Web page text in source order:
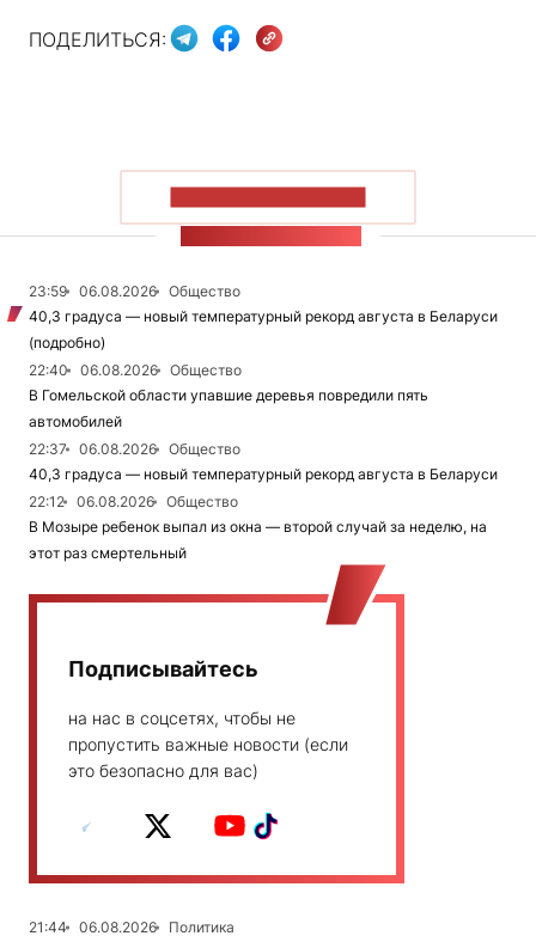
ПОДЕЛИТЬСЯ:
23:59 06.08.2026
Общество
40,3 градуса — новый температурный рекорд августа в Беларуси
(подробно)
22:40
06.08.2026
Общество
В Гомельской области упавшие деревья повредили пять
автомобилей
22:37
06.08.2026
Общество
40,3 градуса — новый температурный рекорд августа в Беларуси
22:12
06.08.2026
Общество
В Мозыре ребенок выпал из окна — второй случай за неделю, на
этот раз смертельный
Подписывайтесь
на нас в соцсетях, чтобы не
пропустить важные новости (если
это безопасно для вас)
21:44 06.08.2026
Политика